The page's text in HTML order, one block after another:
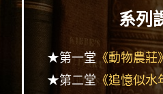
系列
★第一堂 《動物農莊》
★第二堂《追憶似水